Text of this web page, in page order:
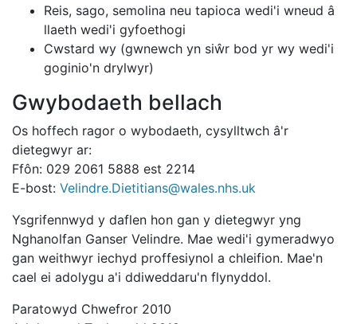
Reis, sago, semolina neu tapioca wedi'i wneud â
llaeth wedi'i gyfoethogi
Cwstard wy (gwnewch yn siŵr bod yr wy wedi'i
goginio'n drylwyr)
Gwybodaeth bellach
Os hoffech ragor o wybodaeth, cysylltwch â'r
dietegwyr ar:
Ffôn: 029 2061 5888 est 2214
E-bost: Velindre.Dietitians@wales.nhs.uk
Ysgrifennwyd y daflen hon gan y dietegwyr yng
Nghanolfan Ganser Velindre. Mae wedi'i gymeradwyo
gan weithwyr iechyd proffesiynol a chleifion. Mae'n
cael ei adolygu a'i ddiweddaru'n flynyddol.
Paratowyd Chwefror 2010